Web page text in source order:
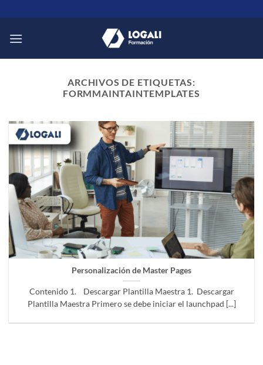
al
contenido
ARCHIVOS DE ETIQUETAS:
FORMMAINTAINTEMPLATES
Personalización de Master Pages
Contenido 1. Descargar Plantilla Maestra 1. Descargar
Plantilla Maestra Primero se debe iniciar el launchpad [...]